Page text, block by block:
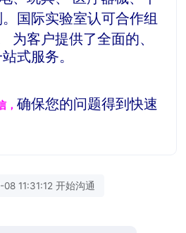
国际实验室认可合作组
为客户提供了全面的、
式服务。
，确保您的问题得到快速
11:31:12 开始沟通